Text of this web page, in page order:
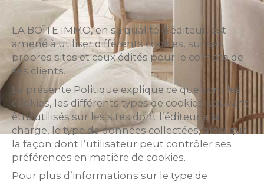
LA BOÎTE IMMO, en sa qualité d’éditeur, est
amené à utiliser différents cookies, sur ses
propres sites et ceux édités pour le compte de
ses clients.
La présente Politique explique ce que sont les
cookies, les différents types de cookies pouvant
être utilisés sur les sites dont l’éditeur a la
charge, le type de données collectées, ainsi que
la façon dont l’utilisateur peut contrôler ses
préférences en matière de cookies.
Pour plus d’informations sur le type de